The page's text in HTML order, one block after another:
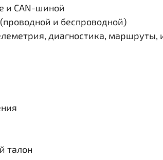
и CAN-шиной
и беспроводной)
диагностика, маршруты,
талон